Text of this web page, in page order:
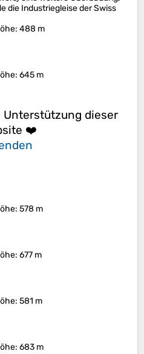
die Industriegleise der Swiss
: 488 m
: 645 m
Unterstützung dieser
❤️
: 578 m
: 677 m
: 581 m
: 683 m